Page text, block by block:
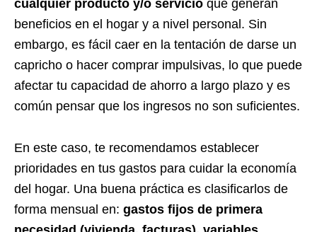
cualquier producto y/o servicio que generan
beneficios en el hogar y a nivel personal. Sin
embargo, es fácil caer en la tentación de darse un
capricho o hacer comprar impulsivas, lo que puede
afectar tu capacidad de ahorro a largo plazo y es
común pensar que los ingresos no son suficientes.
En este caso, te recomendamos establecer
prioridades en tus gastos para cuidar la economía
del hogar. Una buena práctica es clasificarlos de
forma mensual en: gastos fijos de primera